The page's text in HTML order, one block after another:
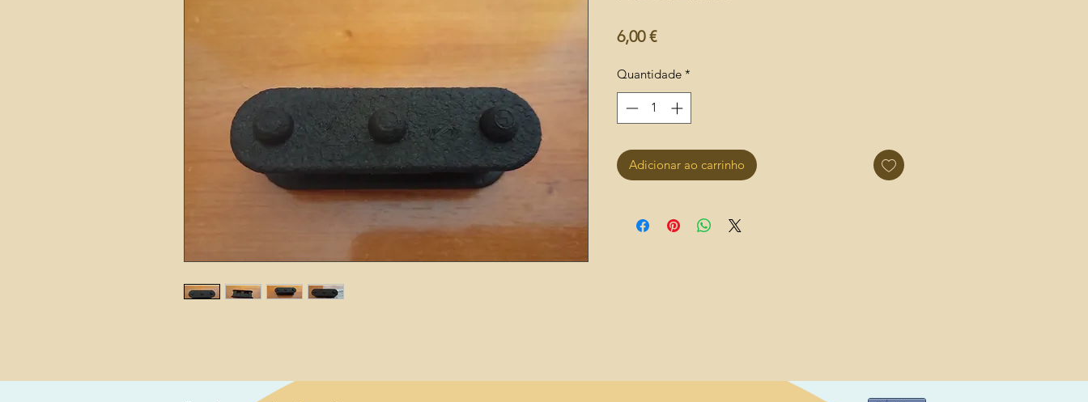
6,00 €Preço
Quantidade *
Adicionar ao carrinho